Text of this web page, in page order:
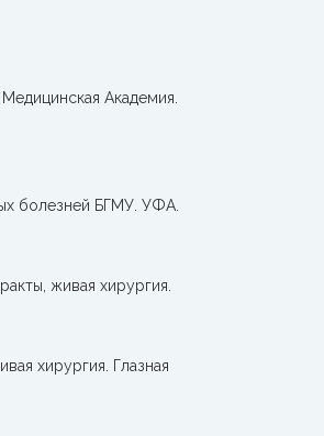
Академия.
болезней БГМУ. УФА.
живая хирургия.
хирургия. Глазная